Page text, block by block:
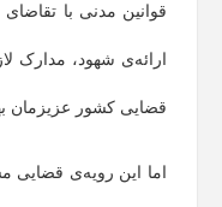
قوانین مدنی با
ارائه‌ی شهود، مدارک
قضایی کشور عزیزمان
اما این رویه‌ی